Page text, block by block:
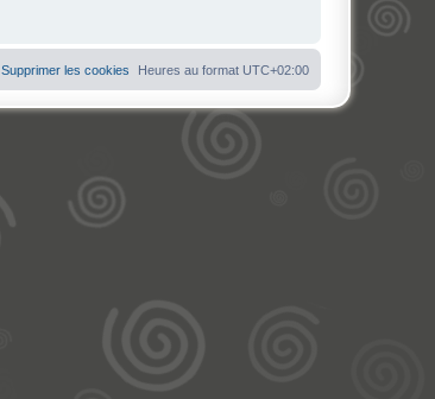
Heures au format UTC+02:00
Supprimer les cookies